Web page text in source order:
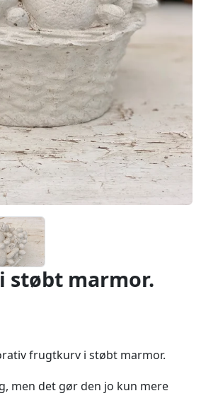
støbt marmor.
frugtkurv i støbt marmor.
men det gør den jo kun mere